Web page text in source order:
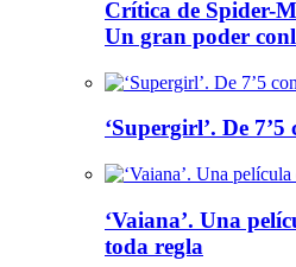
Crítica de Spider-
Un gran poder
‘Supergirl’. De
‘Vaiana’. Una
toda regla